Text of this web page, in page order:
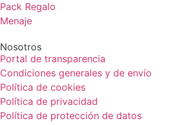
Pack Regalo
Menaje
Nosotros
Portal de transparencia
Condiciones generales y de envío
Política de cookies
Política de privacidad
Política de protección de datos